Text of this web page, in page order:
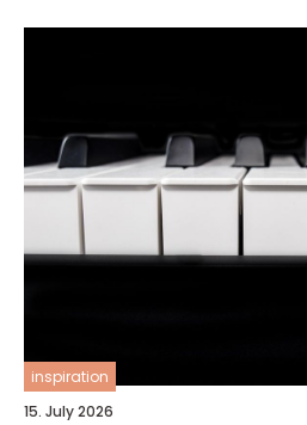
inspiration
15. July 2026